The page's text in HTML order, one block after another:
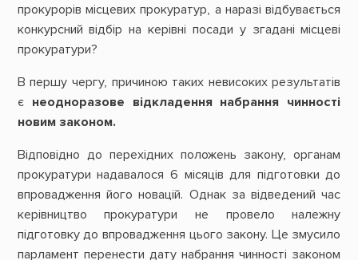
прокурорів місцевих прокуратур, а наразі відбувається
конкурсний відбір на керівні посади у згадані місцеві
прокуратури?
В першу чергу, причиною таких невисоких результатів
є неодноразове відкладення набрання чинності
новим законом.
Відповідно до перехідних положень закону, органам
прокуратури надавалося 6 місяців для підготовки до
впровадження його новацій. Однак за відведений час
керівництво прокуратури не провело належну
підготовку до впровадження цього закону. Це змусило
парламент перенести дату набрання чинності законом